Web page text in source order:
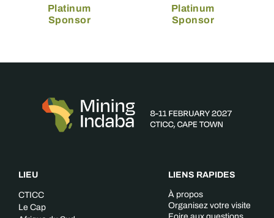
Platinum
Sponsor
Platinum
Sponsor
LIEU
CTICC
Le Cap
LIENS RAPIDES
À propos
Organisez votre visite